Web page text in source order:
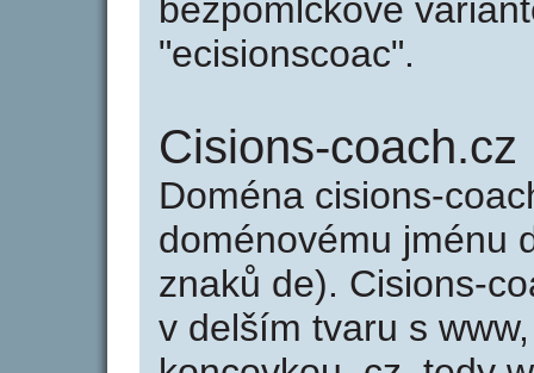
bezpomlčkové
"ecisionscoac".
Cisions-coach.cz
Doména cisions-
doménovému jménu
znaků de). Cisions-
v delším tvaru s